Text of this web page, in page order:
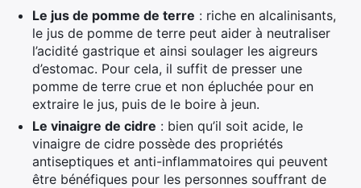
Le jus de pomme de terre : riche en alcalinisants,
le jus de pomme de terre peut aider à neutraliser
l’acidité gastrique et ainsi soulager les aigreurs
d’estomac. Pour cela, il suffit de presser une
pomme de terre crue et non épluchée pour en
extraire le jus, puis de le boire à jeun.
Le vinaigre de cidre : bien qu’il soit acide, le
vinaigre de cidre possède des propriétés
antiseptiques et anti-inflammatoires qui peuvent
être bénéfiques pour les personnes souffrant de